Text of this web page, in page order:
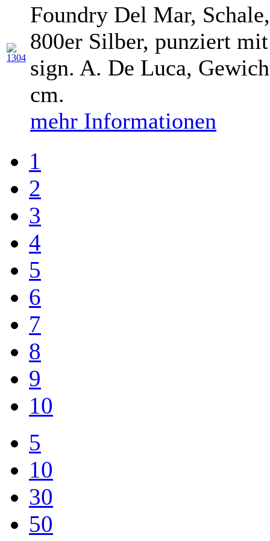
Foundry Del Mar,
800er Silber, punziert
sign. A. De Luca,
cm.
mehr Informationen
1
2
3
4
5
6
7
8
9
10
5
10
30
50